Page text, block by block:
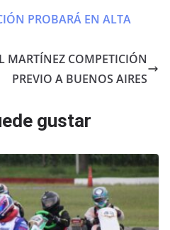
PROBARÁ EN ALTA
MARTÍNEZ COMPETICIÓN
PREVIO A BUENOS AIRES
gustar